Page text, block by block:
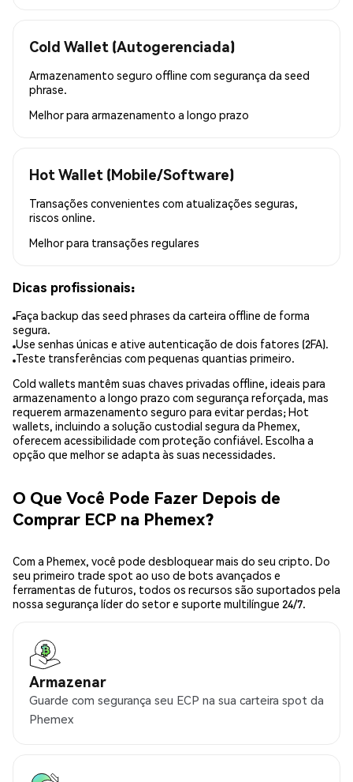
Cold Wallet (Autogerenciada)
Armazenamento seguro offline com segurança da seed
phrase.
Melhor para armazenamento a longo prazo
Hot Wallet (Mobile/Software)
Transações convenientes com atualizações seguras,
riscos online.
Melhor para transações regulares
Dicas profissionais:
Faça backup das seed phrases da carteira offline de forma
segura.
Use senhas únicas e ative autenticação de dois fatores (2FA).
Teste transferências com pequenas quantias primeiro.
Cold wallets mantêm suas chaves privadas offline, ideais para
armazenamento a longo prazo com segurança reforçada, mas
requerem armazenamento seguro para evitar perdas; Hot
wallets, incluindo a solução custodial segura da Phemex,
oferecem acessibilidade com proteção confiável. Escolha a
opção que melhor se adapta às suas necessidades.
O Que Você Pode Fazer Depois de
Comprar ECP na Phemex?
Com a Phemex, você pode desbloquear mais do seu cripto. Do
seu primeiro trade spot ao uso de bots avançados e
ferramentas de futuros, todos os recursos são suportados pela
nossa segurança líder do setor e suporte multilíngue 24/7.
Armazenar
Guarde com segurança seu ECP na sua carteira spot da
Phemex